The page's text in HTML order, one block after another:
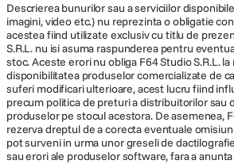
Descrierea bunurilor sau a serviciilor
imagini, video etc.) nu reprezinta o obligatie
acestea fiind utilizate exclusiv cu titlu de
S.R.L. nu isi asuma raspunderea pentru
stoc. Aceste erori nu obliga F64 Studio S.R.L.
disponibilitatea produselor comercializate de
suferi modificari ulterioare, acest lucru fiind
precum politica de preturi a distribuitorilor sau
produselor pe stocul acestora. De asemenea,
rezerva dreptul de a corecta eventuale
pot surveni in urma unor greseli de
sau erori ale produselor software, fara a